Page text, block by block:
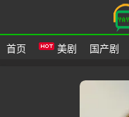
首页 美剧 国产剧